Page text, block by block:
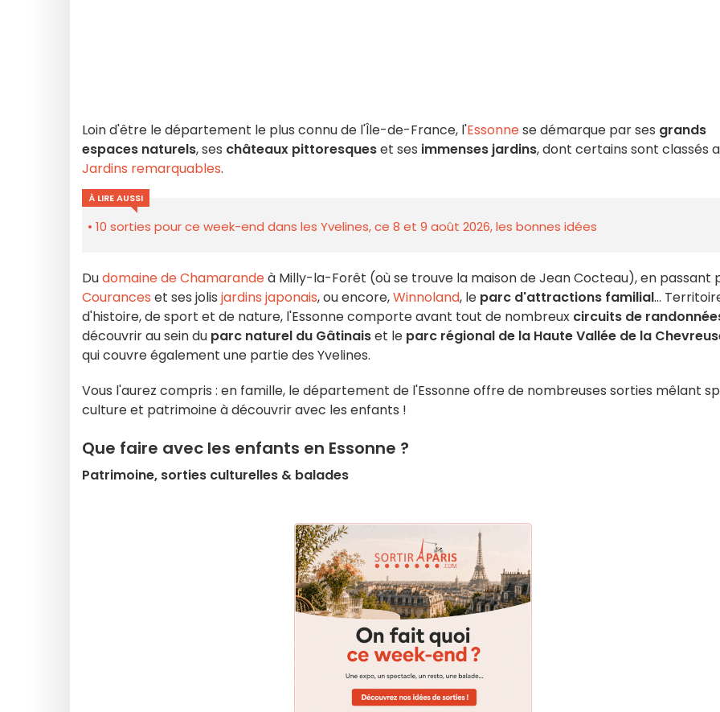
Loin d'être le département le plus connu de l'Île-de-France, l'Essonnese démarque par ses grands
espaces naturels, ses châteaux pittoresqueset ses immenses jardins, dont certains sont classés
Jardins remarquables.
À LIRE AUSSI
10 sorties pour ce week-end dans les Yvelines, ce 8 et 9 août 2026, les bonnes idées
Dudomaine de Chamarandeà Milly-la-Forêt (où se trouve la maison de Jean Cocteau), en passant
Courances et ses jolis jardins japonais, ou encore,Winnoland, le parc d'attractions familial...
d'histoire, de sport et de nature, l'Essonne comporte avant tout de nombreux circuits de
découvrir au sein du parc naturel du Gâtinaiset le parc régional de la Haute Vallée de la
qui couvre également une partie des Yvelines.
Vous l'aurez compris : en famille, le département de l'Essonne offre de nombreuses sorties mêlant
culture et patrimoine à découvrir avec les enfants !
Que faire avec les enfants en Essonne ?
Patrimoine, sorties culturelles & balades